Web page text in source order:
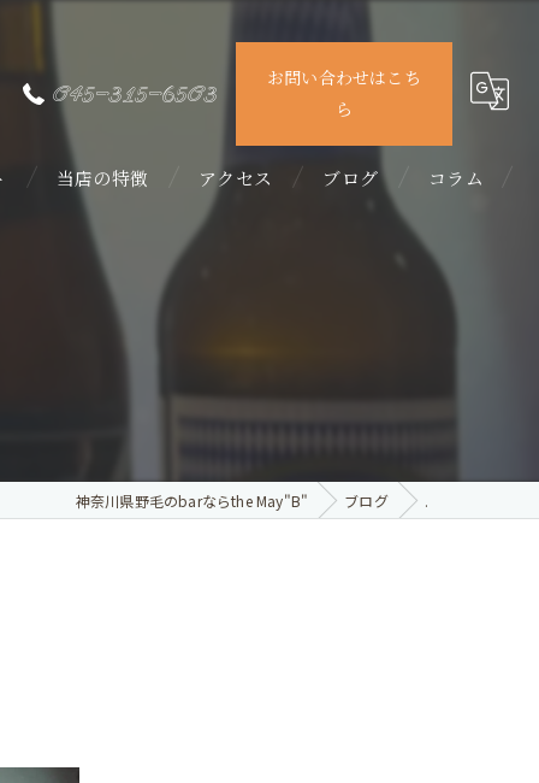
045-315-6503
お問い合わせはこち
ら
当店の特徴
カラオケ
飲み放題
アクセス ブログ コラム
神奈川県野毛のbarならthe May"B" ブログ .